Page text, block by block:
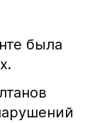
была